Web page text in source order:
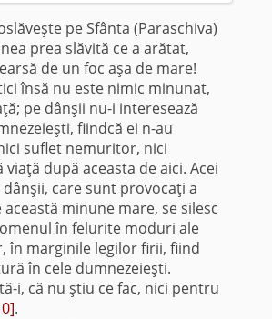
pe Sfânta (Paraschiva)
prea slăvită ce a arătat,
de un foc aşa de mare!
însă nu este nimic minunat,
pe dânşii nu-i interesează
fiindcă ei n-au
suflet nemuritor, nici
după aceasta de aici. Acei
care sunt provocaţi a
minune mare, se silesc
în felurite moduri ale
în marginile legilor firii, fiind
în cele dumnezeieşti.
i, că nu ştiu ce fac, nici pentru
.